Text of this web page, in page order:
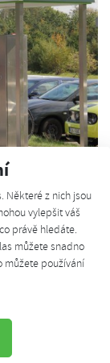
Některé z nich jsou
vylepšit váš
právě hledáte.
můžete snadno
můžete používání
Kč/kg
na všech
Čestlic. Nová